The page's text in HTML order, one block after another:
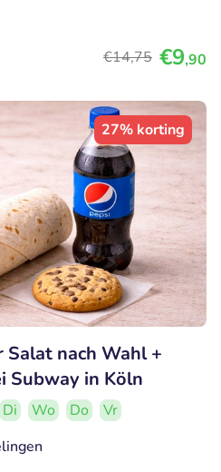
€14,75 €9,90
27% korting
Salat nach Wahl +
Subway in Köln
Di Wo Do
Vr